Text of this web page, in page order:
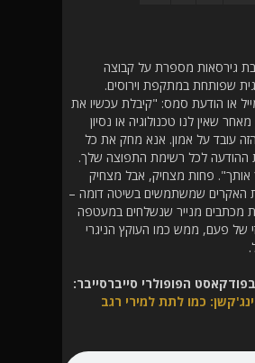
גירסאות מספרת על קבוצה
שפותחת במתקפת וירוסים.
או הודעת סמס: "קיבלת עכשיו את
שאין לנו טכנולוגיה או נסיון
הזה עובד על אמון. אנא מחק את כל
ההודעה לכל רשימת התפוצה שלך.
אותך". פחות מצחיק, אבל מצחיק
האקרים שמשתמשים בשיטה דומה –
מכתבים מנייר שנשלחים במעטפה
של פעם, ממש כמו העוקץ הניגרי
הפופולרי סייברסייבר:
אינג'קשן: כמו לתת למירי רגב